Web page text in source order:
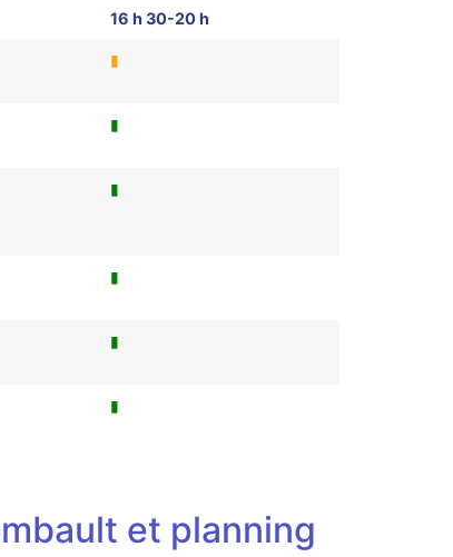
16 h 30-20 h
▮
▮
▮
▮
▮
▮
et planning